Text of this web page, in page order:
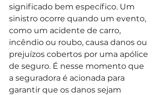
significado bem específico. Um
sinistro ocorre quando um evento,
como um acidente de carro,
incêndio ou roubo, causa danos ou
prejuízos cobertos por uma apólice
de seguro. É nesse momento que
a seguradora é acionada para
garantir que os danos sejam